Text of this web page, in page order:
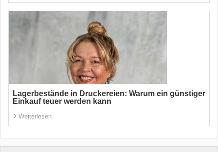
Lagerbestände in Druckereien: Warum ein günstiger
Einkauf teuer werden kann
Weiterlesen